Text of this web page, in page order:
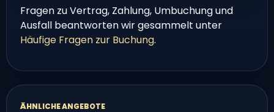
Fragen zu Vertrag, Zahlung, Umbuchung und
Ausfall beantworten wir gesammelt unter
Häufige Fragen zur Buchung.
ÄHNLICHE ANGEBOTE